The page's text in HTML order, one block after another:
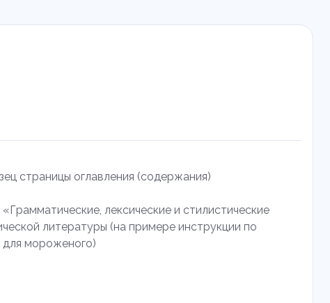
страницы оглавления (содержания)
лексические и стилистические
литературы (на примере инструкции по
для мороженого)